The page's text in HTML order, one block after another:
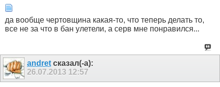
да вообще чертовщина какая-то, что теперь делать то,
все не за что в бан улетели, а серв мне понравился...
andret сказал(-а):
26.07.2013 12:57